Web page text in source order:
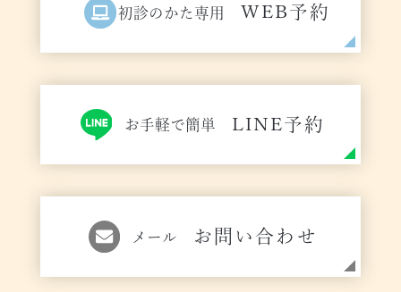
初診のかた専用 WEB予約
お手軽で簡単 LINE予約
メール お問い合わせ